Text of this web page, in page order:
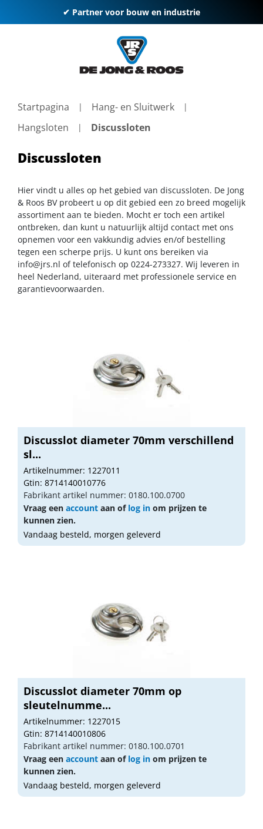
✔ Partner voor bouw en industrie
Startpagina
Hang- en Sluitwerk
Hangsloten
Discussloten
Discussloten
Hier vindt u alles op het gebied van discussloten. De Jong
& Roos BV probeert u op dit gebied een zo breed mogelijk
assortiment aan te bieden. Mocht er toch een artikel
ontbreken, dan kunt u natuurlijk altijd contact met ons
opnemen voor een vakkundig advies en/of bestelling
tegen een scherpe prijs. U kunt ons bereiken via
info@jrs.nl of telefonisch op 0224-273327. Wij leveren in
heel Nederland, uiteraard met professionele service en
garantievoorwaarden.
Discusslot diameter 70mm verschillend
sl...
Artikelnummer: 1227011
Gtin: 8714140010776
Fabrikant artikel nummer: 0180.100.0700
Vraag een account aan of log in om prijzen te
kunnen zien.
Vandaag besteld, morgen geleverd
Discusslot diameter 70mm op
sleutelnumme...
Artikelnummer: 1227015
Gtin: 8714140010806
Fabrikant artikel nummer: 0180.100.0701
Vraag een account aan of log in om prijzen te
kunnen zien.
Vandaag besteld, morgen geleverd